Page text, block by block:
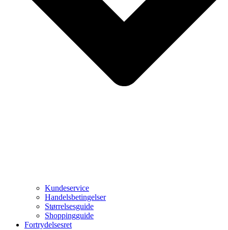
Kundeservice
Handelsbetingelser
Størrelsesguide
Shoppingguide
Fortrydelsesret